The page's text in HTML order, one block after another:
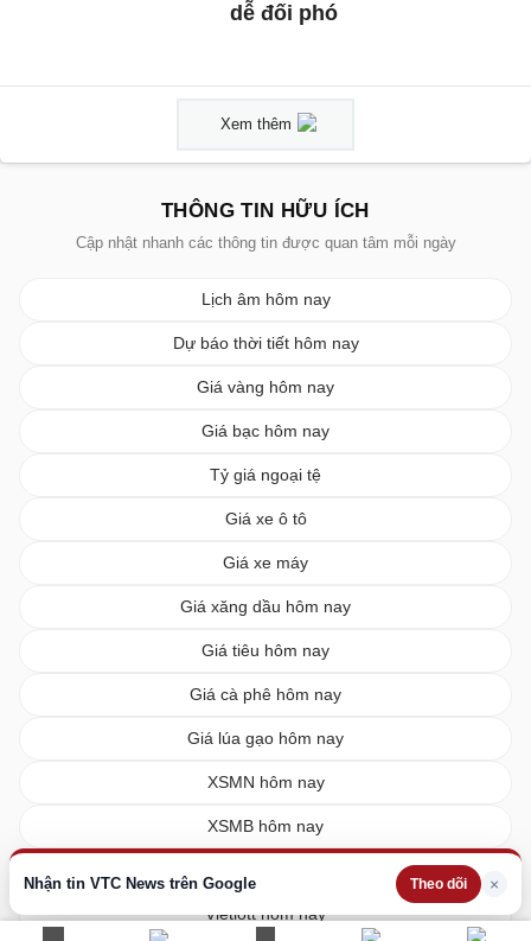
Nhận tin VTC News trên Google Theo dõi ×
dễ đối phó
Xem thêm
THÔNG TIN HỮU ÍCH
Cập nhật nhanh các thông tin được quan tâm mỗi ngày
Lịch âm hôm nay
Dự báo thời tiết hôm nay
Giá vàng hôm nay
Giá bạc hôm nay
Tỷ giá ngoại tệ
Giá xe ô tô
Giá xe máy
Giá xăng dầu hôm nay
Giá tiêu hôm nay
Giá cà phê hôm nay
Giá lúa gạo hôm nay
XSMN hôm nay
XSMB hôm nay
Vietlott hôm nay